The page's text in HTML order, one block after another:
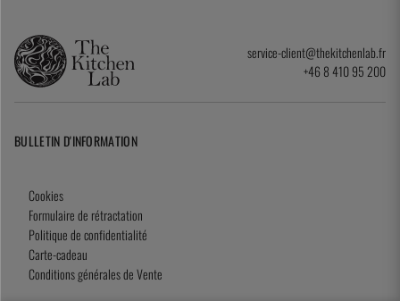
service-client@thekitchenlab.fr
+46 8 410 95 200
BULLETIN D'INFORMATION
Cookies
Formulaire de rétractation
Politique de confidentialité
Carte-cadeau
Conditions générales de Vente